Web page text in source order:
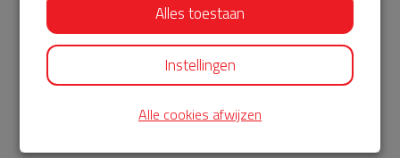
AED360-ProCardio
ServiceBuurtAED wordt aangeboden door de Hartstichting en
AED360-ProCardio. Net als bij BuurtAED is AED360-ProCardio
de leverancier van het servicepakket en ontzorgen zij jou de
Alles toestaan
Instellingen
Alle cookies afwijzen